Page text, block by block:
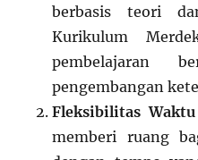
berbasis teori
Kurikulum
pembelajaran
pengembangan
Fleksibilitas Waktu
memberi ruang